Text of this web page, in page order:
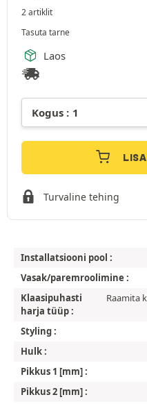
2 artiklit
Tasuta tarne
Laos
Turvaline tehing
Installatsiooni pool :
Vasak/paremroolimine :
Klaasipuhasti
harja tüüp :
Raamita
Styling :
Hulk :
Pikkus 1 [mm] :
Pikkus 2 [mm] :